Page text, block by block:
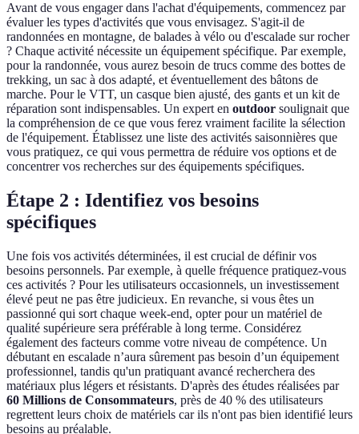
Avant de vous engager dans l'achat d'équipements, commencez par
évaluer les types d'activités que vous envisagez. S'agit-il de
randonnées en montagne, de balades à vélo ou d'escalade sur rocher
? Chaque activité nécessite un équipement spécifique. Par exemple,
pour la randonnée, vous aurez besoin de trucs comme des bottes de
trekking, un sac à dos adapté, et éventuellement des bâtons de
marche. Pour le VTT, un casque bien ajusté, des gants et un kit de
réparation sont indispensables. Un expert en outdoor soulignait que
la compréhension de ce que vous ferez vraiment facilite la sélection
de l'équipement. Établissez une liste des activités saisonnières que
vous pratiquez, ce qui vous permettra de réduire vos options et de
concentrer vos recherches sur des équipements spécifiques.
Étape 2 : Identifiez vos besoins
spécifiques
Une fois vos activités déterminées, il est crucial de définir vos
besoins personnels. Par exemple, à quelle fréquence pratiquez-vous
ces activités ? Pour les utilisateurs occasionnels, un investissement
élevé peut ne pas être judicieux. En revanche, si vous êtes un
passionné qui sort chaque week-end, opter pour un matériel de
qualité supérieure sera préférable à long terme. Considérez
également des facteurs comme votre niveau de compétence. Un
débutant en escalade n’aura sûrement pas besoin d’un équipement
professionnel, tandis qu'un pratiquant avancé recherchera des
matériaux plus légers et résistants. D'après des études réalisées par
60 Millions de Consommateurs, près de 40 % des utilisateurs
regrettent leurs choix de matériels car ils n'ont pas bien identifié leurs
besoins au préalable.